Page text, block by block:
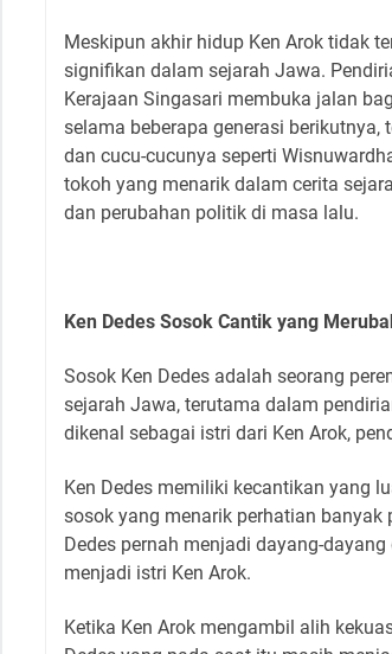
Meskipun akhir hidup Ken Arok tidak
signifikan dalam sejarah Jawa.
Kerajaan Singasari membuka jalan
selama beberapa generasi
dan cucu-cucunya seperti
tokoh yang menarik dalam cerita
dan perubahan politik di masa lalu.
Ken Dedes Sosok Cantik yang
Sosok Ken Dedes adalah seorang
sejarah Jawa, terutama dalam
dikenal sebagai istri dari Ken Arok,
Ken Dedes memiliki kecantikan yang
sosok yang menarik perhatian banyak
Dedes pernah menjadi dayang-
menjadi istri Ken Arok.
Ketika Ken Arok mengambil alih